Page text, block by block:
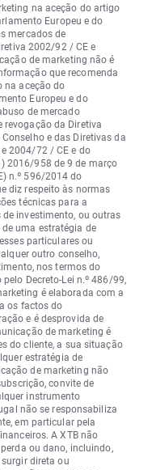
na aceção do artigo
Europeu e do
mercados de
2002/92 / CE e
de marketing não é
que recomenda
na aceção do
Europeu e do
de mercado
da Diretiva
e das Diretivas da
2004/72 / CE e do
2016/958 de 9 de março
n.º 596/2014 do
diz respeito às normas
técnicas para a
investimento, ou outras
uma estratégia de
particulares ou
outro conselho,
nos termos do
Decreto-Lei n.º 486/99,
é elaborada com a
os factos do
e é desprovida de
de marketing é
do cliente, a sua situação
estratégia de
de marketing não
convite de
instrumento
não se responsabiliza
em particular pela
A XTB não
ou dano, incluindo,
direta ou